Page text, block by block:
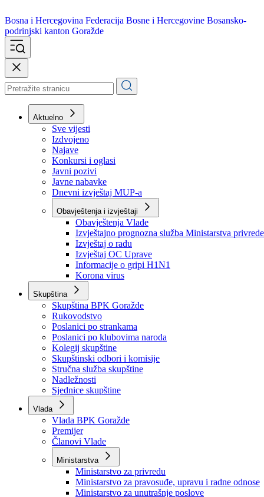
Bosna i Hercegovina
podrinjski kanton Goražde
Aktuelno
Sve vijesti
Izdvojeno
Najave
Konkursi i oglasi
Javni pozivi
Javne nabavke
Dnevni izvještaj MUP-a
Obavještenja i izvještaji
Obavještenja Vlade
Izvještajno prognozna služba Ministarstva privrede
Izvještaj o radu
Izvještaj OC Uprave
Informacije o gripi H1N1
Korona virus
Skupština
Skupština BPK Goražde
Rukovodstvo
Poslanici po strankama
Poslanici po klubovima naroda
Kolegij skupštine
Skupštinski odbori i komisije
Stručna služba skupštine
Nadležnosti
Sjednice skupštine
Vlada
Vlada BPK Goražde
Premijer
Članovi Vlade
Ministarstva